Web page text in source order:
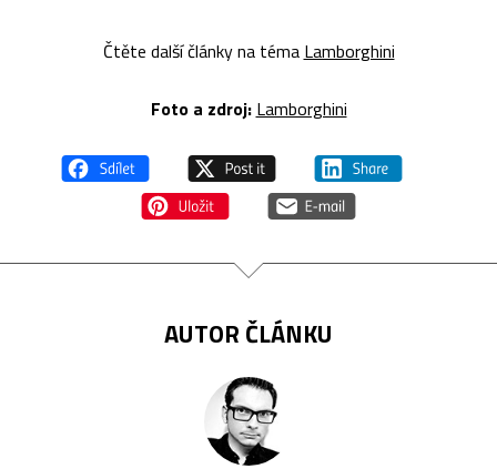
Čtěte další články na téma Lamborghini
Foto a zdroj: Lamborghini
AUTOR ČLÁNKU